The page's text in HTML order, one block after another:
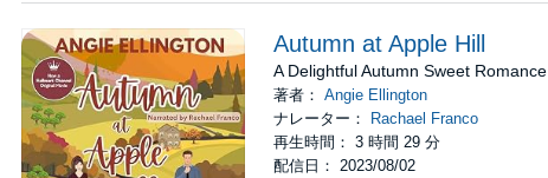
Autumn at Apple Hill
A Delightful Autumn Sweet Romance
著者：Angie Ellington
ナレーター：
Rachael Franco
再生時間： 3 時間 29 分
配信日： 2023/08/02